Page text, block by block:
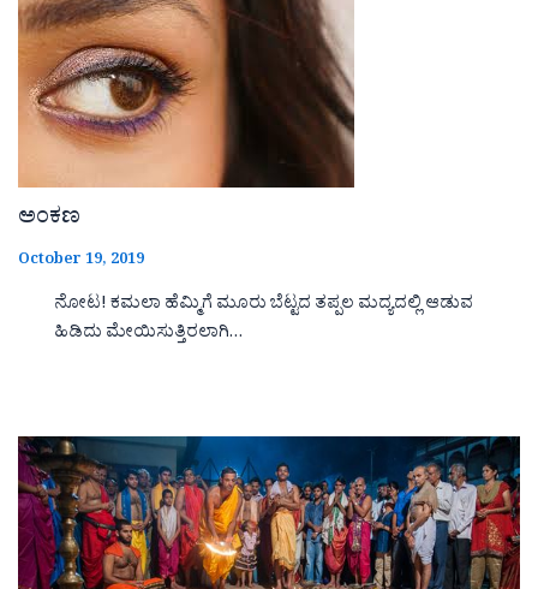
ಅಂಕಣ
October 19, 2019
ನೋಟ! ಕಮಲಾ ಹೆಮ್ಮಿಗೆ ಮೂರು ಬೆಟ್ಟದ ತಪ್ಪಲ ಮದ್ಯದಲ್ಲಿ ಆಡುವ
ಹಿಡಿದು ಮೇಯಿಸುತ್ತಿರಲಾಗಿ…